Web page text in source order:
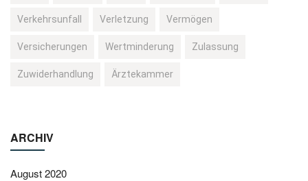
Verkehrsunfall Verletzung Vermögen
Versicherungen Wertminderung Zulassung
Zuwiderhandlung Ärztekammer
ARCHIV
August 2020